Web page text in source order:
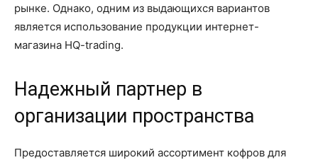
рынке. Однако, одним из выдающихся вариантов
является использование продукции интернет-
магазина HQ-trading.
Надежный партнер в
организации пространства
Предоставляется широкий ассортимент кофров для